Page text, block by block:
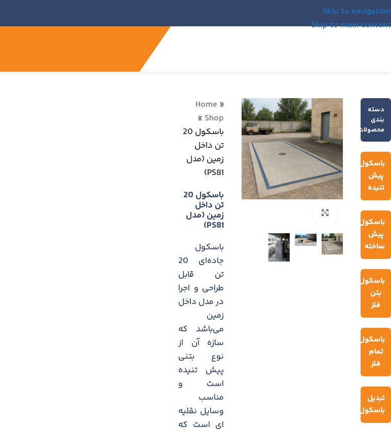
Skip to navigation
Skip to main content
دسته
بندی
محصولات
باسکول
پیش
تنیده
باسکول
پیش
ساخته
باسکول
بتن
فلز
باسکول
تمام
فلز
تبدیل
باسکول
Home »
Shop
»
باسكول 20
تن داخل
زمين (مدل
PS81)
باسكول 20
تن داخل
زمين (مدل
PS81)
باسکول
جاده‌ای 20
تن قابل
طراحی و اجرا
در مدل داخل
زمین
می‌باشد که
سازه آن از
نوع بتنی
پیش تنیده
است و
مناسب
وسایل نقلیه
ای است که